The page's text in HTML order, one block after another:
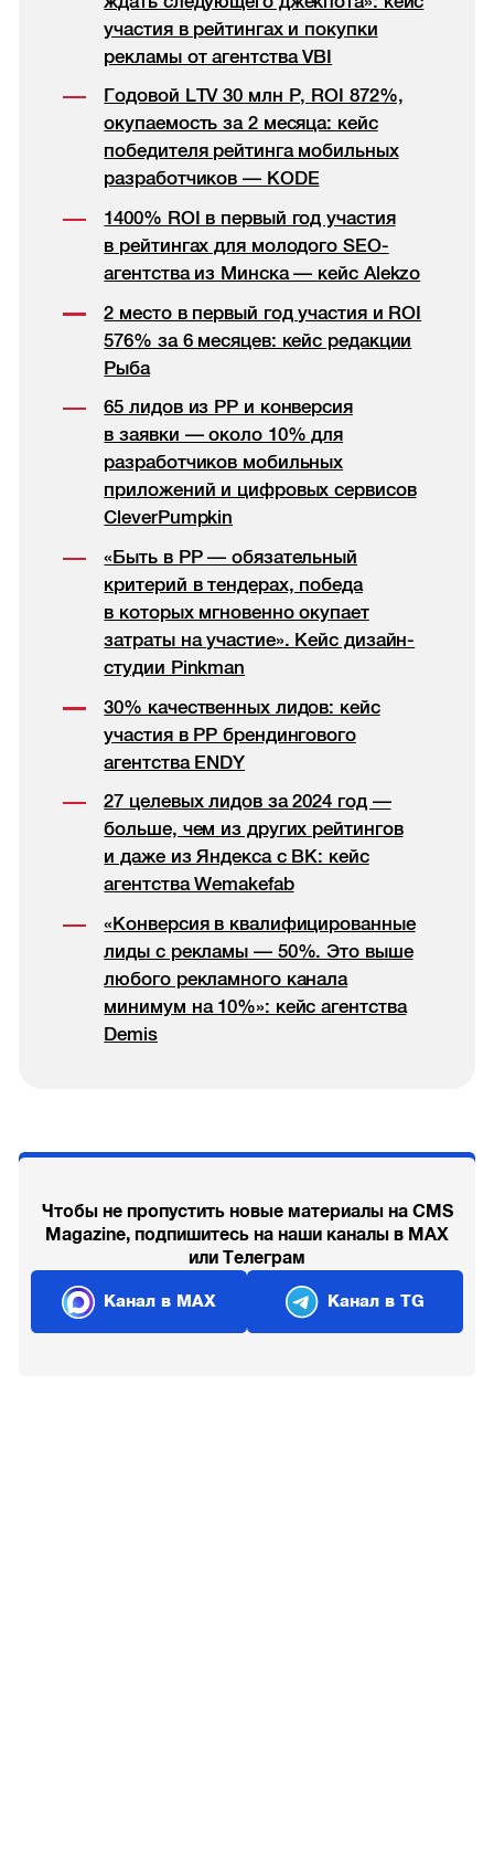
участия в рейтингах и покупки
рекламы от агентства VBI
Годовой LTV 30 млн Р, ROI 872%,
окупаемость за 2 месяца: кейс
победителя рейтинга мобильных
разработчиков — KODE
1400% ROI в первый год участия
в рейтингах для молодого SEO-
агентства из Минска — кейс Alekzo
2 место в первый год участия и ROI
576% за 6 месяцев: кейс редакции
Рыба
65 лидов из РР и конверсия
в заявки — около 10% для
разработчиков мобильных
приложений и цифровых сервисов
CleverPumpkin
«Быть в РР — обязательный
критерий в тендерах, победа
в которых мгновенно окупает
затраты на участие». Кейс дизайн-
студии Pinkman
30% качественных лидов: кейс
участия в РР брендингового
агентства ENDY
27 целевых лидов за 2024 год —
больше, чем из других рейтингов
и даже из Яндекса с ВК: кейс
агентства Wemakefab
«Конверсия в квалифицированные
лиды с рекламы — 50%. Это выше
любого рекламного канала
минимум на 10%»: кейс агентства
Demis
Чтобы не пропустить новые материалы на CMS
Magazine, подпишитесь на наши каналы в MAX
или Телеграм
Канал в MAX Канал в TG